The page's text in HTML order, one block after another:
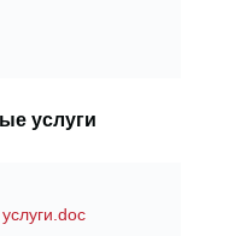
услуги